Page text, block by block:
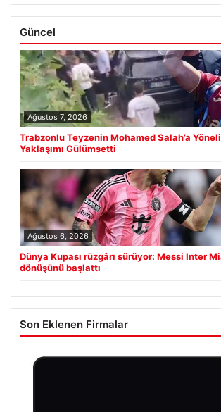
Güncel
Ağustos 7, 2026
Trabzonlu Teyzenin Mohamed Salah’a
Yaklaşımı Gülümsetti
Ağustos 6, 2026
Dünya Kupası rüzgârı sürüyor: Messi Inter
dönüşünü başlattı
Son Eklenen Firmalar